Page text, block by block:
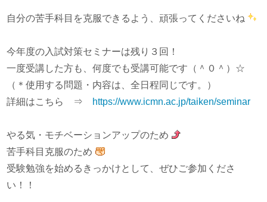
自分の苦手科目を克服できるよう、頑張ってくださいね
今年度の入試対策セミナーは残り３回！
一度受講した方も、何度でも受講可能です（＾０＾）☆
（＊使用する問題・内容は、全日程同じです。）
詳細はこちら ⇒
https://www.icmn.ac.jp/taiken/seminar
やる気・モチベーションアップのため
苦手科目克服のため
受験勉強を始めるきっかけとして、ぜひご参加くださ
い！！